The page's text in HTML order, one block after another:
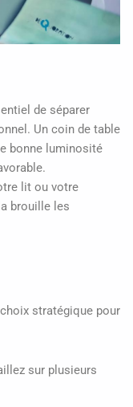
de séparer
Un coin de table
bonne luminosité
lit ou votre
brouille les
stratégique pour
sur plusieurs